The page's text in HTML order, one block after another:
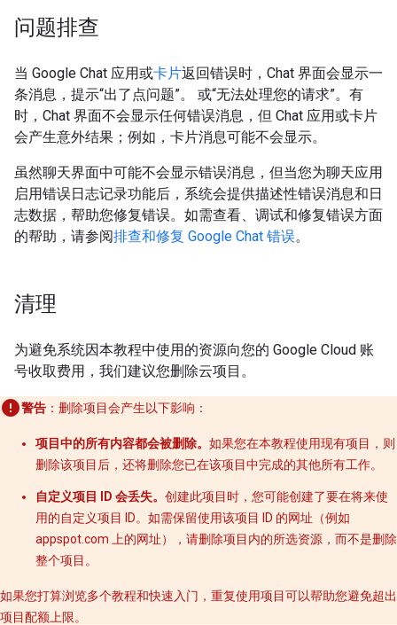
问题排查
当 Google Chat 应用或卡片返回错误时，Chat 界面会显示一
条消息，提示“出了点问题”。 或“无法处理您的请求”。有
时，Chat 界面不会显示任何错误消息，但 Chat 应用或卡片
会产生意外结果；例如，卡片消息可能不会显示。
虽然聊天界面中可能不会显示错误消息，但当您为聊天应用
启用错误日志记录功能后，系统会提供描述性错误消息和日
志数据，帮助您修复错误。如需查看、调试和修复错误方面
的帮助，请参阅排查和修复 Google Chat 错误。
清理
为避免系统因本教程中使用的资源向您的 Google Cloud 账
号收取费用，我们建议您删除云项目。
警告 ：删除项目会产生以下影响：
项目中的所有内容都会被删除。 如果您在本教程使用现有项目，则
删除该项目后，还将删除您已在该项目中完成的其他所有工作。
自定义项目 ID 会丢失。 创建此项目时，您可能创建了要在将来使
用的自定义项目 ID。如需保留使用该项目 ID 的网址（例如
appspot.com 上的网址），请删除项目内的所选资源，而不是删除
整个项目。
如果您打算浏览多个教程和快速入门，重复使用项目可以帮助您避免超出
项目配额上限。